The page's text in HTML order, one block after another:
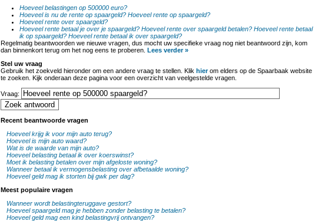
Hoeveel belastingen op 500000 euro?
Hoeveel is nu de rente op spaargeld? Hoeveel rente op spaargeld?
Hoeveel rente over spaargeld?
Hoeveel rente betaal je over je spaargeld? Hoeveel rente over spaargeld betalen? Hoeveel rente betaal
ik op spaargeld? Hoeveel rente betaal ik over spaargeld?
Regelmatig beantwoorden we nieuwe vragen, dus mocht uw specifieke vraag nog niet beantwoord zijn, kom
dan binnenkort terug om het nog eens te proberen. Lees verder »
Stel uw vraag
Gebruik het zoekveld hieronder om een andere vraag te stellen. Klik hierom elders op de Spaarbaak website
te zoeken. Kijk onderaan deze pagina voor een overzicht van veelgestelde vragen.
Vraag:
Recent beantwoorde vragen
Hoeveel krijg ik voor mijn auto terug?
Hoeveel is mijn auto waard?
Wat is de waarde van mijn auto?
Hoeveel belasting betaal ik over koerswinst?
Moet ik belasting betalen over mijn afgeloste woning?
Wanneer betaal ik vermogensbelasting over afbetaalde woning?
Hoeveel geld mag ik storten bij gwk per dag?
Meest populaire vragen
Wanneer wordt belastingteruggave gestort?
Hoeveel spaargeld mag je hebben zonder belasting te betalen?
Hoeveel geld mag een kind belastingvrij ontvangen?